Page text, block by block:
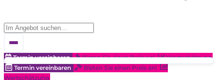
Termin vereinbaren Bieten Sie einen Preis an!
Wertschätzung
Termin vereinbaren
Bieten Sie einen Preis an!
Wertschätzung